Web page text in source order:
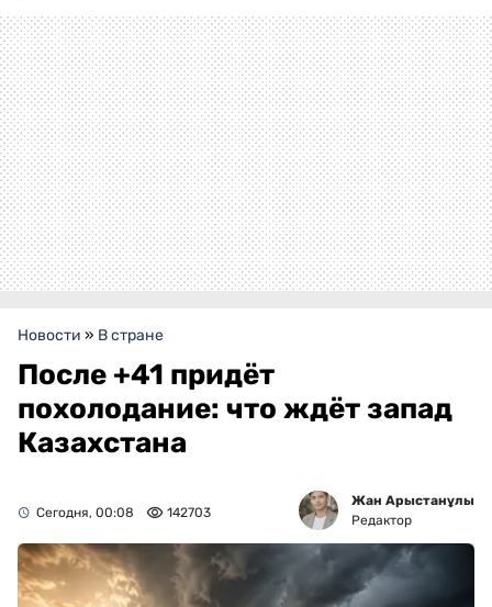
Новости » В стране
После +41 придёт
похолодание: что ждёт запад
Казахстана
Сегодня, 00:08 142703
Жан Арыстанұлы
Редактор